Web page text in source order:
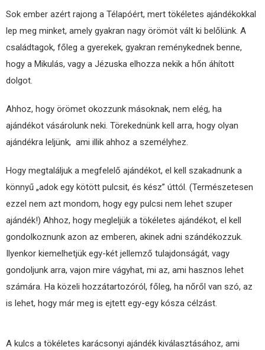
Sok ember azért rajong a Télapóért, mert tökéletes ajándékokkal
lep meg minket, amely gyakran nagy örömöt vált ki belőlünk. A
családtagok, főleg a gyerekek, gyakran reménykednek benne,
hogy a Mikulás, vagy a Jézuska elhozza nekik a hőn áhított
dolgot.
Ahhoz, hogy örömet okozzunk másoknak, nem elég, ha
ajándékot vásárolunk neki. Törekednünk kell arra, hogy olyan
ajándékra leljünk, ami illik ahhoz a személyhez.
Hogy megtaláljuk a megfelelő ajándékot, el kell szakadnunk a
könnyű „adok egy kötött pulcsit, és kész” úttól. (Természetesen
ezzel nem azt mondom, hogy egy pulcsi nem lehet szuper
ajándék!) Ahhoz, hogy megleljük a tökéletes ajándékot, el kell
gondolkoznunk azon az emberen, akinek adni szándékozzuk.
Ilyenkor kiemelhetjük egy-két jellemző tulajdonságát, vagy
gondoljunk arra, vajon mire vágyhat, mi az, ami hasznos lehet
számára. Ha közeli hozzátartozóról, főleg, ha nőről van szó, az
is lehet, hogy már meg is ejtett egy-egy kósza célzást.
A kulcs a tökéletes karácsonyi ajándék kiválasztásához, ami